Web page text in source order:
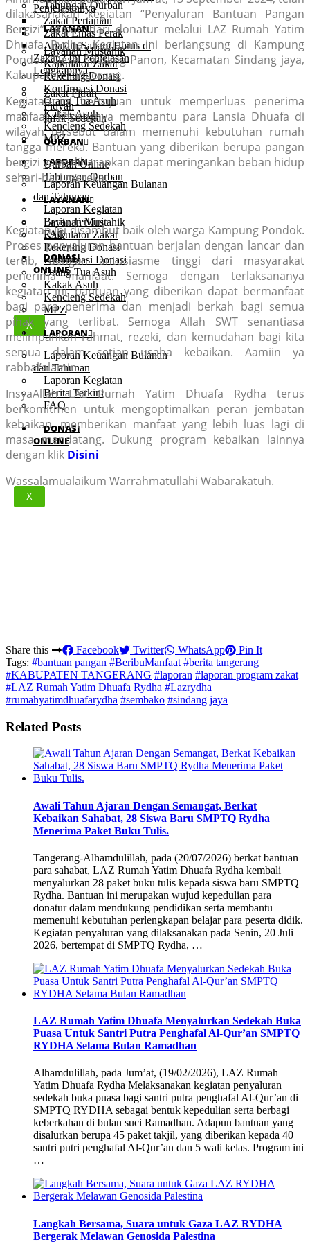
Tabungan Qurban
LAYANAN
Layanan Mustahik
Kalkulator Zakat
Rekening Donasi
Konfirmasi Donasi
Orang Tua Asuh
Kakak Asuh
Kencleng Sedekah
MPZ
LAPORAN
Laporan Keuangan Bulanan
dan Tahunan
Laporan Kegiatan
Berita Terkini
FAQ
DONASI
ONLINE
X
Penjelasannya
Zakat Pertanian
Zakat Emas Perak
Apakah Saham Harus di
Zakati? Ini Penjelasan
Lengkapnya
Zakat Fitrah
Fidyah
Infak Sedekah
QURBAN
Qurban Online
Tabungan Qurban
LAYANAN
Layanan Mustahik
Kalkulator Zakat
Rekening Donasi
Konfirmasi Donasi
Orang Tua Asuh
Kakak Asuh
Kencleng Sedekah
MPZ
LAPORAN
Laporan Keuangan Bulanan
dan Tahunan
Laporan Kegiatan
Berita Terkini
FAQ
DONASI
ONLINE
X
dilakasanakan kegiatan “Penyaluran Bantuan Pangan
Bergizi” titipan dari donatur melalui LAZ Rumah Yatim
Dhuafa Rydha. Kegiatan ini berlangsung di Kampung
Pondok, Desa Sindang Panon, Kecamatan Sindang jaya,
Kabupaten Tangerang.
Kegiatan ini bertujuan untuk memperluas penerima
manfaat, khususnya membantu para Lansia Dhuafa di
wilayah tersebut dalam memenuhi kebutuhan rumah
tangga mereka. Bantuan yang diberikan berupa pangan
bergizi yang diharapkan dapat meringankan beban hidup
sehari-hari mereka.
Kegiatan ini disambut baik oleh warga Kampung Pondok.
Proses penyaluran bantuan berjalan dengan lancar dan
tertib, dengan antusiasme tinggi dari masyarakat
penerima manfaat. Semoga dengan terlaksananya
kegiatan ini, bantuan yang diberikan dapat bermanfaat
bagi para penerima dan menjadi berkah bagi semua
pihak yang terlibat. Semoga Allah SWT senantiasa
melimpahkan rahmat, rezeki, dan kemudahan bagi kita
semua dalam setiap usaha kebaikan. Aamiin ya
rabbal’alamin.
InsyaAllah LAZ Rumah Yatim Dhuafa Rydha terus
berkomitmen untuk mengoptimalkan peran jembatan
kebaikan, memberikan manfaat yang lebih luas lagi di
masa mendatang. Dukung program kebaikan lainnya
dengan klik Disini
Wassalamualaikum Warrahmatullahi Wabarakatuh.
Share this Facebook Twitter WhatsApp
Pin It
Tags: #bantuan pangan #BeribuManfaat #berita tangerang
#KABUPATEN TANGERANG #laporan #laporan program zakat
#LAZ Rumah Yatim Dhuafa Rydha #Lazrydha
#rumahyatimdhuafarydha #sembako #sindang jaya
Related Posts
Awali Tahun Ajaran Dengan Semangat, Berkat
Kebaikan Sahabat, 28 Siswa Baru SMPTQ Rydha
Menerima Paket Buku Tulis.
Tangerang-Alhamdulillah, pada (20/07/2026) berkat bantuan
para sahabat, LAZ Rumah Yatim Dhuafa Rydha kembali
menyalurkan 28 paket buku tulis kepada siswa baru SMPTQ
Rydha. Bantuan ini merupakan wujud kepedulian para
donatur dalam mendukung pendidikan serta membantu
memenuhi kebutuhan perlengkapan belajar para peserta didik.
Kegiatan penyaluran yang dilaksanakan pada Senin, 20 Juli
2026, bertempat di SMPTQ Rydha, …
LAZ Rumah Yatim Dhuafa Menyalurkan Sedekah Buka
Puasa Untuk Santri Putra Penghafal Al-Qur’an SMPTQ
RYDHA Selama Bulan Ramadhan
Alhamdulillah, pada Jum’at, (19/02/2026), LAZ Rumah
Yatim Dhuafa Rydha Melaksanakan kegiatan penyaluran
sedekah buka puasa bagi santri putra penghafal Al-Qur’an di
SMPTQ RYDHA sebagai bentuk kepedulian serta berbagi
keberkahan di bulan suci Ramadhan. Adapun bantuan yang
disalurkan berupa 45 paket takjil, yang diberikan kepada 40
santri putri penghafal Al-Qur’an dan 5 wali kelas. Program ini
…
Langkah Bersama, Suara untuk Gaza LAZ RYDHA
Bergerak Melawan Genosida Palestina